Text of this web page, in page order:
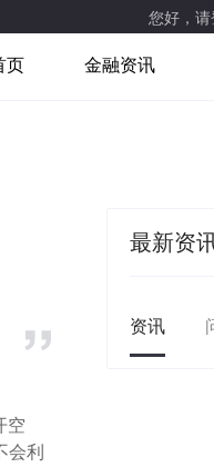
您好，
页 金融资讯
空
会利
最新资
资讯